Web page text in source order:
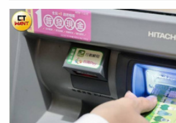
可能造成局部岩壁失穩崩落。工程師強
質異常及不可抗力因素造成，並非整體
救援人員深入3.4公里長的堆鑾隧道搶
生後，清萊府府尹朱奇蓬率領地方官員
往醫院探視傷者。他表示，省級防災中
與山區水文變化，未來相關數據將納
估機制。地質專家與工程顧問也已進入
查，重新評估岩層穩定性及支撐系統
泰國國家鐵路局與承包商已展開清理
絕往來戶，或自行申請停業之旅行業相
觀光署官網消保事項專區供民眾查詢。
旅行社均不得營業，民眾若發現違法
向觀光署檢舉。觀光署提醒，參與團體
旅行業執照之合法旅行社，並至觀光署
從業人員、領隊及導遊名單；簽約前
約條款及確認團費包含及不包含項目，
為旅行社所有，及索取代收轉付收據
安保險及旅遊不便險。觀光署表示，